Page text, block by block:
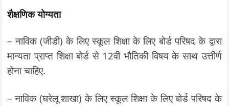
शैक्षणिक योग्यता
– नाविक (जीडी) के लिए स्कूल शिक्षा के लिए बोर्ड परिषद के द्वारा
मान्यता प्राप्त शिक्षा बोर्ड से 12वी भौतिकी विषय के साथ उत्तीर्ण
होना चाहिए.
– नाविक (घरेलू शाखा) के लिए स्कूल शिक्षा के लिए बोर्ड परिषद के